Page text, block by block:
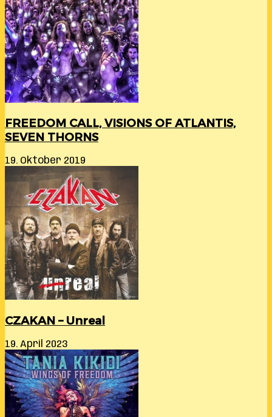
FREEDOM CALL, VISIONS OF ATLANTIS,
SEVEN THORNS
19. Oktober 2019
CZAKAN – Unreal
19. April 2023